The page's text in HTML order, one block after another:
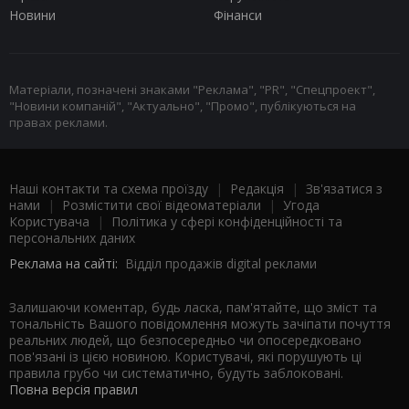
Новини
Фінанси
Матеріали, позначені знаками "Реклама", "PR", "Спецпроект",
"Новини компаній", "Актуально", "Промо", публікуються на
правах реклами.
Наші контакти та схема проїзду | Редакція | Зв'язатися з
нами | Розмістити свої відеоматеріали | Угода
Користувача |
Політика у сфері конфіденційності та
персональних даних
Реклама на сайті: Відділ продажів digital реклами
Залишаючи коментар, будь ласка, пам'ятайте, що зміст та
тональність Вашого повідомлення можуть зачіпати почуття
реальних людей, що безпосередньо чи опосередковано
пов'язані із цією новиною. Користувачі, які порушують ці
правила грубо чи систематично, будуть заблоковані.
Повна версія правил